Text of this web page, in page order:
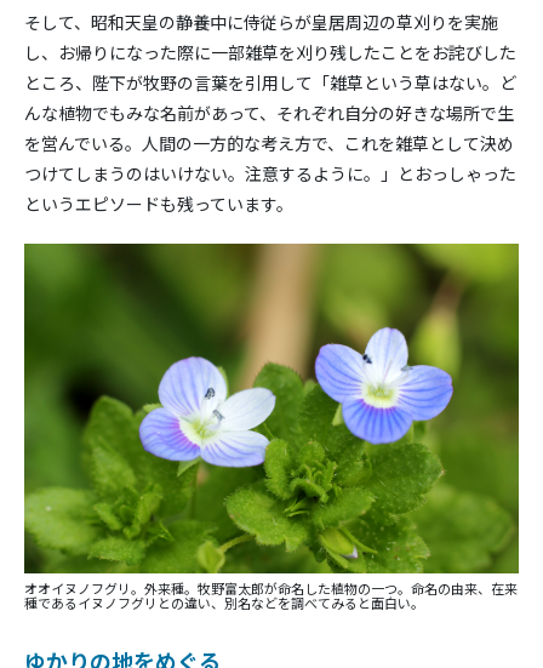
そして、昭和天皇の静養中に侍従らが皇居周辺の草刈りを実施
し、お帰りになった際に一部雑草を刈り残したことをお詫びした
ところ、陛下が牧野の言葉を引用して「雑草という草はない。ど
んな植物でもみな名前があって、それぞれ自分の好きな場所で生
を営んでいる。人間の一方的な考え方で、これを雑草として決め
つけてしまうのはいけない。注意するように。」とおっしゃった
というエピソードも残っています。
オオイヌノフグリ。 外来種。牧野富太郎が命名した植物の一つ。命名の由来、在来
種であるイヌノフグリ との違い、別名などを調べてみると面白い。
ゆかりの地をめぐる